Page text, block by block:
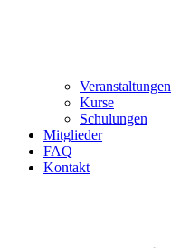
Veranstaltungen
Kurse
Schulungen
Mitglieder
FAQ
Kontakt